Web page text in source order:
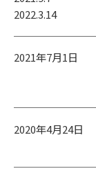
2022.3.14
2021年7月1日
2020年4月24日